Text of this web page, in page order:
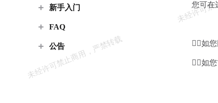
新手入门
FAQ
公告
您可在
👉🏻如
👉🏻如